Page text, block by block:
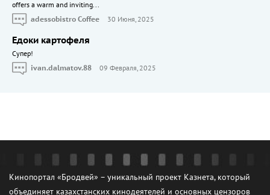
offers a warm and inviting...
adessobistro Coffee
30 Июня, 2025
Едоки картофеля
Cупер!
ivan.dalmatov.88
09 Февраля, 2025
Кинопортал «Бродвей» – уникальный проект Казнета, который
объединяет казахстанских кинодеятелей и основных цензоров